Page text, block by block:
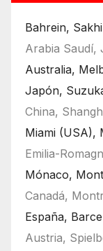
Bahrein,
Arabia Saudí,
Australia,
Japón,
China,
Miami (USA),
Emilia-
Mónaco,
Canadá,
España,
Austria,